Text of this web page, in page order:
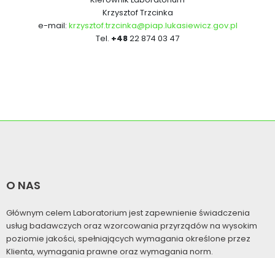
Krzysztof Trzcinka
e-mail: krzysztof.trzcinka@piap.lukasiewicz.gov.pl
Tel. +4822 874 03 47
O NAS
Głównym celem Laboratorium jest zapewnienie świadczenia
usług badawczych oraz wzorcowania przyrządów na wysokim
poziomie jakości, spełniających wymagania określone przez
Klienta, wymagania prawne oraz wymagania norm.